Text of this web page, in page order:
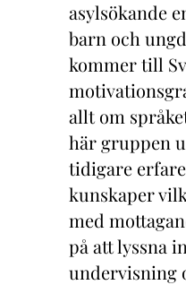
asylsökande
barn och
kommer till
allt om
här gruppen
tidigare
kunskaper
med
på att lyssna
undervisning